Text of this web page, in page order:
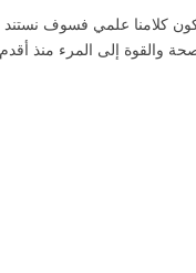
كلامنا علمي فسوف نستند
إلى المرء منذ أقدم